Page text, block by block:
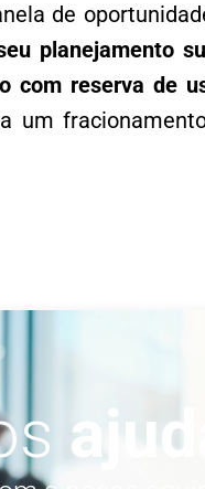
de
planejamento
com reserva de
um